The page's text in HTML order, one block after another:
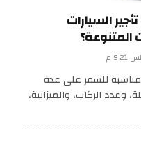
للسفر على عدة
والميزانية،